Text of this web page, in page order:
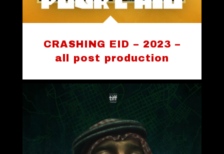
CRASHING EID – 2023 –
all post production